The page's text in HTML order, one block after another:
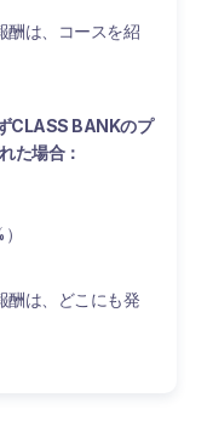
酬は、コースを紹
CLASS BANKのプ
た場合：
酬は、どこにも発